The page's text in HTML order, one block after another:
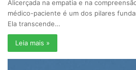
Alicerçada na empatia e na
médico-paciente é um dos pilares
Ela transcende…
Leia mais »